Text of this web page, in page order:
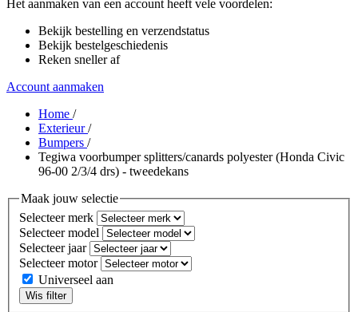
Het aanmaken van een account heeft vele voordelen:
Bekijk bestelling en verzendstatus
Bekijk bestelgeschiedenis
Reken sneller af
Account aanmaken
Home /
Exterieur/
Bumpers /
Tegiwa voorbumper splitters/canards polyester (Honda Civic
96-00 2/3/4 drs) - tweedekans
Maak jouw selectie
Selecteer merk
Selecteer model
Selecteer jaar
Selecteer motor
Universeel aan
Wis filter